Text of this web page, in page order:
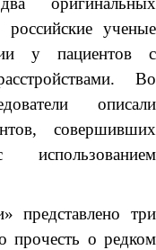
ученые
у пациентов с
Во
описали
совершивших
представлено три
прочесть о редком